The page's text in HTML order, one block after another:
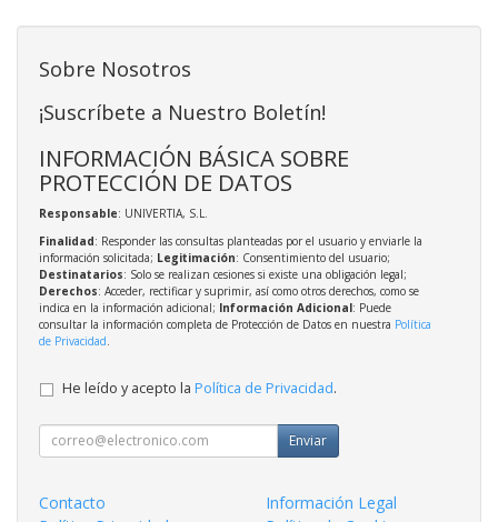
Sobre Nosotros
¡Suscríbete a Nuestro Boletín!
INFORMACIÓN BÁSICA SOBRE
PROTECCIÓN DE DATOS
Responsable: UNIVERTIA, S.L.
Finalidad: Responder las consultas planteadas por el usuario y enviarle la
información solicitada; Legitimación: Consentimiento del usuario;
Destinatarios: Solo se realizan cesiones si existe una obligación legal;
Derechos: Acceder, rectificar y suprimir, así como otros derechos, como se
indica en la información adicional; Información Adicional: Puede
consultar la información completa de Protección de Datos en nuestra Política
de Privacidad
He leído y acepto la Política de Privacidad.
Enviar
Contacto
Información Legal